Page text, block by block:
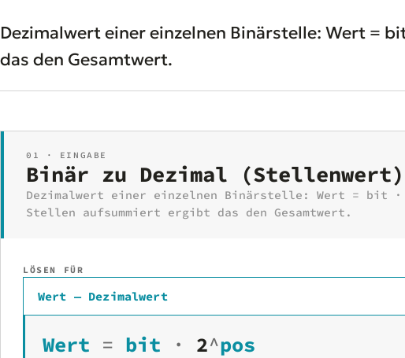
Dezimalwert einer einzelnen Binärstelle: Wert =
das den Gesamtwert.
01 · EINGABE
Binär zu Dezimal (Stellenwert)
Dezimalwert einer einzelnen Binärstelle: Wert = bit
Stellen aufsummiert ergibt das den Gesamtwert.
LÖSEN FÜR
Wert — Dezimalwert
Wert = bit · 2^pos